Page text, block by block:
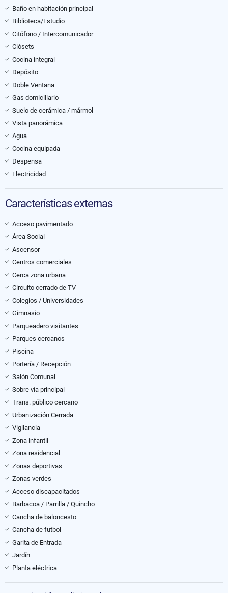
Baño en habitación principal
Biblioteca/Estudio
Citófono / Intercomunicador
Clósets
Cocina integral
Depósito
Doble Ventana
Gas domiciliario
Suelo de cerámica / mármol
Vista panorámica
Agua
Cocina equipada
Despensa
Electricidad
Características externas
Acceso pavimentado
Área Social
Ascensor
Centros comerciales
Cerca zona urbana
Circuito cerrado de TV
Colegios / Universidades
Gimnasio
Parqueadero visitantes
Parques cercanos
Piscina
Portería / Recepción
Salón Comunal
Sobre vía principal
Trans. público cercano
Urbanización Cerrada
Vigilancia
Zona infantil
Zona residencial
Zonas deportivas
Zonas verdes
Acceso discapacitados
Barbacoa / Parrilla / Quincho
Cancha de baloncesto
Cancha de futbol
Garita de Entrada
Jardín
Planta eléctrica